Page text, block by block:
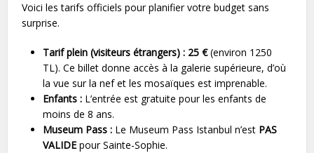
Voici les tarifs officiels pour planifier votre budget sans
surprise.
Tarif plein (visiteurs étrangers) : 25 €(environ 1250
TL). Ce billet donne accès à la galerie supérieure, d’où
la vue sur la nef et les mosaïques est imprenable.
Enfants : L’entrée est gratuite pour les enfants de
moins de 8 ans.
Museum Pass : Le Museum Pass Istanbul n’est PAS
VALIDE pour Sainte-Sophie.